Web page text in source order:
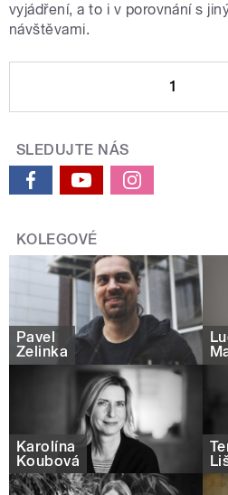
vyjádření, a to i v porovnání s
návštěvami.
1
SLEDUJTE NÁS
KOLEGOVÉ
Pavel
Zelinka
Karolína
Koubová